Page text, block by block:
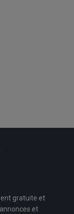
gratuite et
et